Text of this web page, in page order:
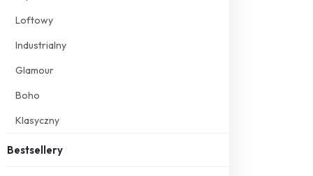
Loftowy
Industrialny
Glamour
Boho
Klasyczny
Bestsellery